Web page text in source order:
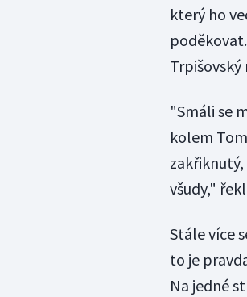
který ho
"Smáli se
kolem
zakřiknutý,
všudy,"
Stále více
to je
Na jedné